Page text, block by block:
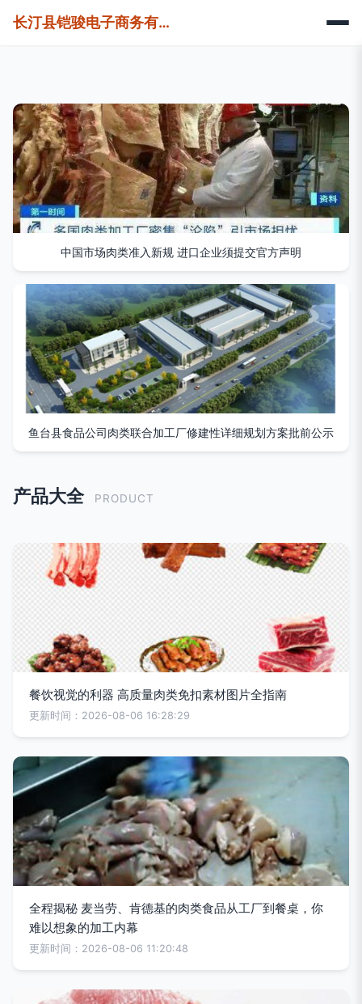
长汀县铠骏电子商务有限公司
中国市场肉类准入新规 进口企业须提交官方声明
鱼台县食品公司肉类联合加工厂修建性详细规划方案批前公示
产品大全 PRODUCT
餐饮视觉的利器 高质量肉类免扣素材图片全指南
更新时间：2026-08-06 16:28:29
全程揭秘 麦当劳、肯德基的肉类食品从工厂到餐桌，你
难以想象的加工内幕
更新时间：2026-08-06 11:20:48